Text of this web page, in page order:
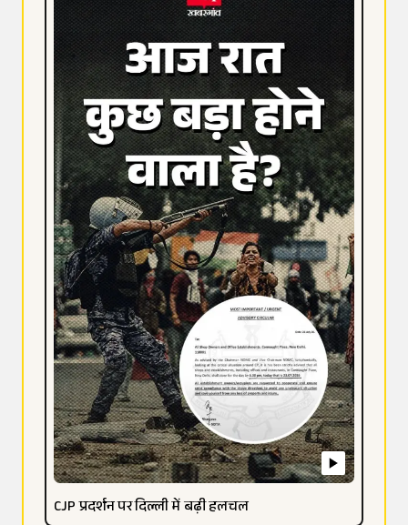
CJP प्रदर्शन पर दिल्ली में बढ़ी हलचल